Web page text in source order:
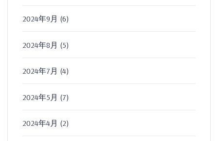
2024年9月 (6)
2024年8月 (5)
2024年7月 (4)
2024年5月 (7)
2024年4月 (2)